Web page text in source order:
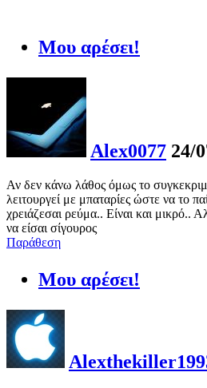
Μου αρέσει!
Alex0077 24/
Αν δεν κάνω λάθος όμως το
λειτουργεί με μπαταρίες ώστε να το
χρειάζεσαι ρεύμα.. Είναι και μικρό..
να είσαι σίγουρος
Παράθεση
Μου αρέσει!